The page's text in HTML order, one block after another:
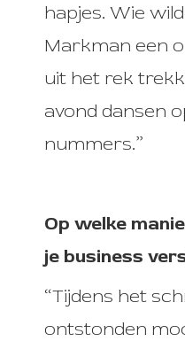
hapjes. Wie
Markman een
uit het rek
avond dansen
nummers.”
Op welke
je business
“Tijdens het
ontstonden